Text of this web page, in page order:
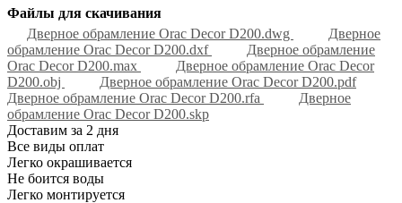
Файлы для скачивания
Дверное обрамление Orac Decor D200.dwg
Дверное
обрамление Orac Decor D200.dxf
Дверное обрамление
Orac Decor D200.max
Дверное обрамление Orac Decor
D200.obj
Дверное обрамление Orac Decor D200.pdf
Дверное обрамление Orac Decor D200.rfa
Дверное
обрамление Orac Decor D200.skp
Доставим за 2 дня
Все виды оплат
Легко окрашивается
Не боится воды
Легко монтируется